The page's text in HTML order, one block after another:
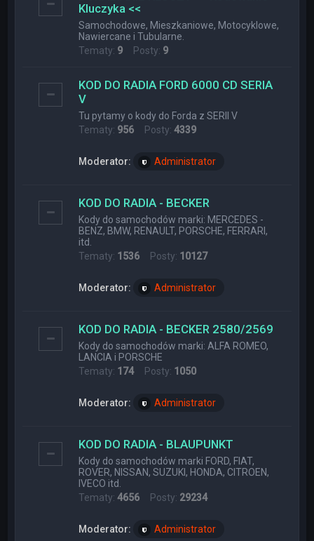
Kluczyka <<
Samochodowe, Mieszkaniowe, Motocyklowe,
Nawiercane i Tubularne.
Tematy: 9 Posty: 9
KOD DO RADIA FORD 6000 CD SERIA
V
Tu pytamy o kody do Forda z SERII V
Tematy: 956 Posty:4339
Moderator: Administrator
KOD DO RADIA - BECKER
Kody do samochodów marki: MERCEDES -
BENZ, BMW, RENAULT, PORSCHE, FERRARI,
itd.
Tematy: 1536 Posty: 10127
Moderator: Administrator
KOD DO RADIA - BECKER 2580/2569
Kody do samochodów marki: ALFA ROMEO,
LANCIA i PORSCHE
Tematy: 174Posty: 1050
Moderator: Administrator
KOD DO RADIA - BLAUPUNKT
Kody do samochodów marki FORD, FIAT,
ROVER, NISSAN, SUZUKI, HONDA, CITROEN,
IVECO itd.
Tematy:4656 Posty: 29234
Moderator: Administrator